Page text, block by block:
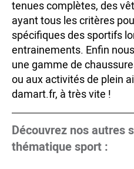
tenues complètes, des
ayant tous les critères
spécifiques des sportifs
entrainements. Enfin
une gamme de
ou aux activités de plein
damart.fr, à très vite !
Découvrez nos autres
thématique sport :